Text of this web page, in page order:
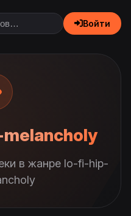
Войти
в жанре lo-fi-hip-